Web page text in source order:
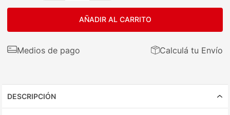
AÑADIR AL CARRITO
Medios de pago Calculá tu Envío
DESCRIPCIÓN